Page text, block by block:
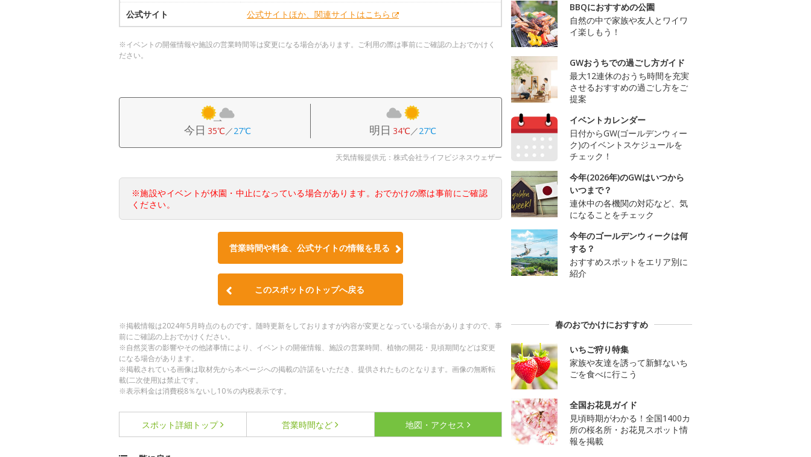
公式サイト 公式サイトほか、関連サイトはこちら
※イベントの開催情報や施設の営業時間等は変更になる場合があります。ご利用の際は事前にご確認の上おでかけく
ださい。
今日 35℃／27℃ 明日 34℃／27℃
天気情報提供元：株式会社ライフビジネスウェザー
※施設やイベントが休園・中止になっている場合があります。おでかけの際は事前にご確認
ください。
営業時間や料金、公式サイトの情報を見る
このスポットのトップへ戻る
※掲載情報は2024年5月時点のものです。随時更新をしておりますが内容が変更となっている場合がありますので、事
前にご確認の上おでかけください。
※自然災害の影響やその他諸事情により、イベントの開催情報、施設の営業時間、植物の開花・見頃期間などは変更
になる場合があります。
※掲載されている画像は取材先から本ページへの掲載の許諾をいただき、提供されたものとなります。画像の無断転
載(二次使用)は禁止です。
※表示料金は消費税8％ないし10％の内税表示です。
スポット詳細 トップ 営業時間など 地図・アクセス
BBQにおすすめの公園
自然の中で家族や友人とワイワ
イ楽しもう！
GWおうちでの過ごし方ガイド
最大12連休のおうち時間を充実
させるおすすめの過ごし方をご
提案
イベントカレンダー
日付からGW(ゴールデンウィー
ク)のイベントスケジュールを
チェック！
今年(2026年)のGWはいつから
いつまで？
連休中の各機関の対応など、気
になることをチェック
今年のゴールデンウィークは何
する？
おすすめスポットをエリア別に
紹介
春のおでかけにおすすめ
いちご狩り特集
家族や友達を誘って新鮮ないち
ごを食べに行こう
全国お花見ガイド
見頃時期がわかる！全国1400カ
所の桜名所・お花見スポット情
報を掲載